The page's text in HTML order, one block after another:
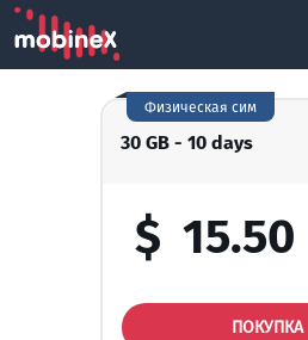
30 GB - 10 days
Физическая сим
$ 15.50
ПОКУПКА